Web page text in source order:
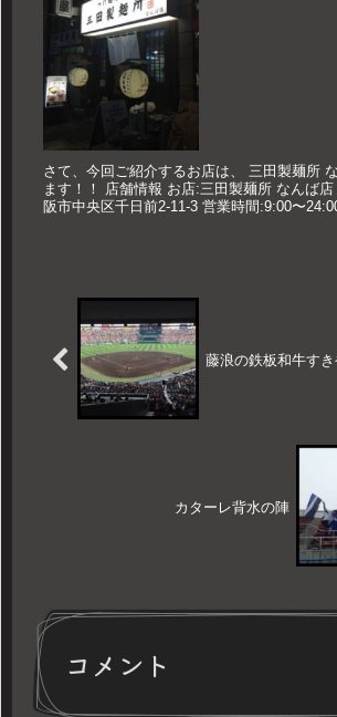
さて、今回ご紹介するお店は、 三田製麺所
ます！！ 店舗情報 お店:三田製麺所 なんば
阪市中央区千日前2-11-3 営業時間:9:00〜
藤浪の鉄板和牛す
カターレ背水の陣
コメント